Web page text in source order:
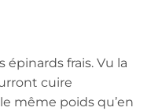
épinards frais. Vu la
cuire
même poids qu’en